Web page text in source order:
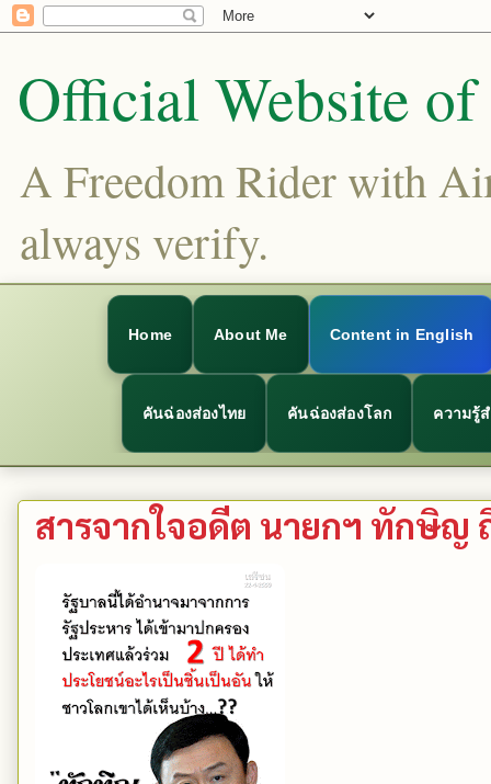
Official Website
A Freedom Rider with
always verify.
Home About Me Content in English
คันฉ่องส่องไทย คันฉ่องส่องโลก ความรู้
สารจากใจอดีต นายกฯ ทักษิญ